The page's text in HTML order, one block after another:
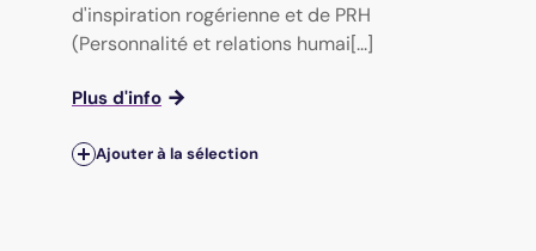
d'inspiration rogérienne et de PRH
(Personnalité et relations humai[...]
Plus d'info
Ajouter à la sélection